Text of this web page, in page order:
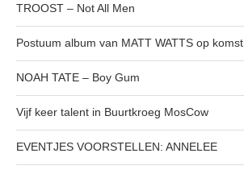
TROOST – Not All Men
Postuum album van MATT WATTS op komst
NOAH TATE – Boy Gum
Vijf keer talent in Buurtkroeg MosCow
EVENTJES VOORSTELLEN: ANNELEE